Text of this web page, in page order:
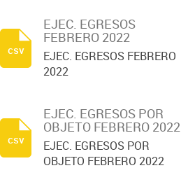
EJEC. EGRESOS
FEBRERO 2022
EJEC. EGRESOS FEBRERO
2022
csv
EJEC. EGRESOS POR
OBJETO FEBRERO 2022
EJEC. EGRESOS POR
OBJETO FEBRERO 2022
csv